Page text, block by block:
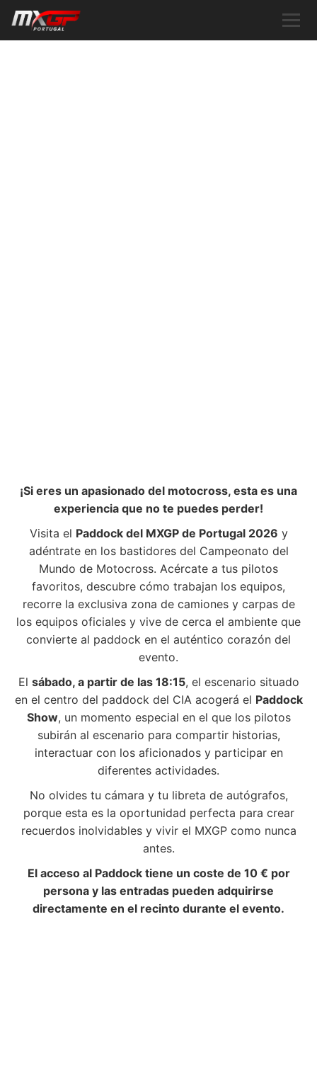
¡Si eres un apasionado del motocross, esta es una
experiencia que no te puedes perder!
Visita el Paddock del MXGP de Portugal 2026 y
adéntrate en los bastidores del Campeonato del
Mundo de Motocross. Acércate a tus pilotos
favoritos, descubre cómo trabajan los equipos,
recorre la exclusiva zona de camiones y carpas de
los equipos oficiales y vive de cerca el ambiente que
convierte al paddock en el auténtico corazón del
evento.
El sábado, a partir de las 18:15, el escenario situado
en el centro del paddock del CIA acogerá el Paddock
Show, un momento especial en el que los pilotos
subirán al escenario para compartir historias,
interactuar con los aficionados y participar en
diferentes actividades.
No olvides tu cámara y tu libreta de autógrafos,
porque esta es la oportunidad perfecta para crear
recuerdos inolvidables y vivir el MXGP como nunca
antes.
El acceso al Paddock tiene un coste de 10 € por
persona y las entradas pueden adquirirse
directamente en el recinto durante el evento.